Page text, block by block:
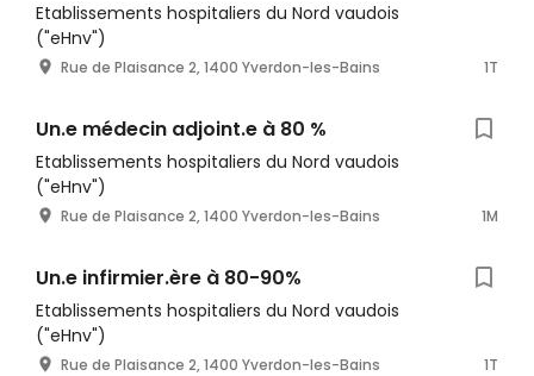
Etablissements hospitaliers du Nord vaudois
("eHnv")
Rue de Plaisance 2, 1400 Yverdon-les-Bains 1T
Un.e médecin adjoint.e à 80 %
Etablissements hospitaliers du Nord vaudois
("eHnv")
Rue de Plaisance 2, 1400 Yverdon-les-Bains 1M
Un.e infirmier.ère à 80-90%
Etablissements hospitaliers du Nord vaudois
("eHnv")
Rue de Plaisance 2, 1400 Yverdon-les-Bains 1T